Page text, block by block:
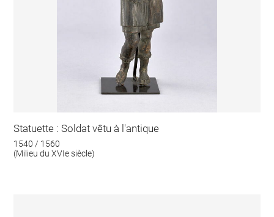
Statuette : Soldat vêtu à l'antique
1540 / 1560
(Milieu du XVIe siècle)